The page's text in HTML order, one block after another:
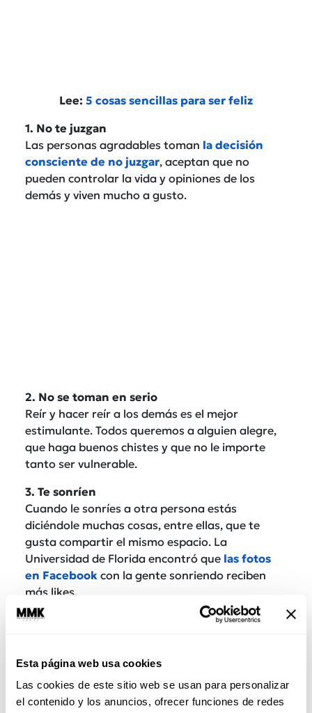
Esta página web usa cookies
Las cookies de este sitio web se usan para personalizar
el contenido y los anuncios, ofrecer funciones de redes
Lee: 5 cosas sencillas para ser feliz
1. No te juzgan
Las personas agradables toman la decisión
consciente de no juzgar, aceptan que no
pueden controlar la vida y opiniones de los
demás y viven mucho a gusto.
2. No se toman en serio
Reír y hacer reír a los demás es el mejor
estimulante. Todos queremos a alguien alegre,
que haga buenos chistes y que no le importe
tanto ser vulnerable.
3. Te sonríen
Cuando le sonríes a otra persona estás
diciéndole muchas cosas, entre ellas, que te
gusta compartir el mismo espacio. La
Universidad de Florida encontró que las fotos
en Facebook con la gente sonriendo reciben
más likes.